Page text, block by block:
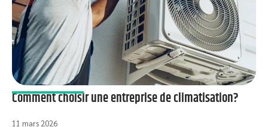
Comment choisir une entreprise de climatisation?
11 mars 2026